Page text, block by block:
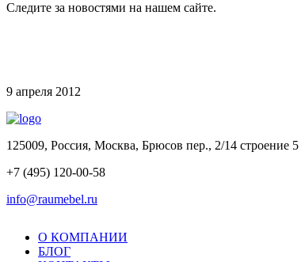
Следите за новостями на нашем сайте.
9 апреля 2012
125009, Россия, Москва, Брюсов пер., 2/14 строение 5
+7 (495) 120-00-58
info@raumebel.ru
О КОМПАНИИ
БЛОГ